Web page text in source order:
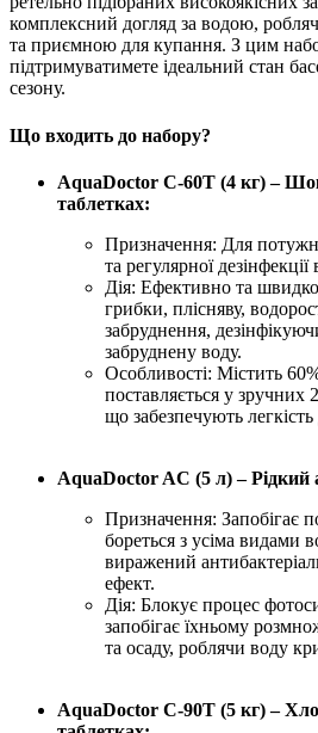
комплексний догляд за водою,
та приємною для купання. З цим
підтримуватимете ідеальний стан
сезону.
Що входить до набору?
AquaDoctor C-60T (4 кг) –
таблетках:
Призначення: Для
та регулярної дезінфекції
Дія: Ефективно та швидко
грибки, плісняву,
забруднення,
забруднену воду.
Особливості: Містить
поставляється у зручних
що забезпечують
AquaDoctor AC (5 л) – Рідкий
Призначення: Запобігає
бореться з усіма видами
виражений
ефект.
Дія: Блокує процес
запобігає їхньому
та осаду, роблячи воду
AquaDoctor C-90T (5 кг) –